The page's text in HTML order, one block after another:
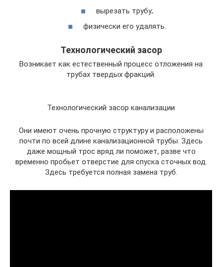
вырезать трубу;
физически его удалять.
Технологический засор
Возникает как естественный процесс отложения на
трубах твердых фракций.
Технологический засор канализации
Они имеют очень прочную структуру и расположены
почти по всей длине канализационной трубы. Здесь
даже мощный трос вряд ли поможет, разве что
временно пробьет отверстие для спуска сточных вод.
Здесь требуется полная замена труб.